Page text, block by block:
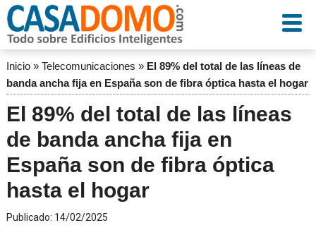
Inicio» Telecomunicaciones » El 89% del total de las líneas de
banda ancha fija en España son de fibra óptica hasta el hogar
El 89% del total de las líneas
de banda ancha fija en
España son de fibra óptica
hasta el hogar
Publicado: 14/02/2025